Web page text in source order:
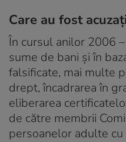
Care au fost
În cursul anilor 2006
sume de bani şi în
falsificate, mai multe
drept, încadrarea în
eliberarea
de către membrii
persoanelor adulte cu